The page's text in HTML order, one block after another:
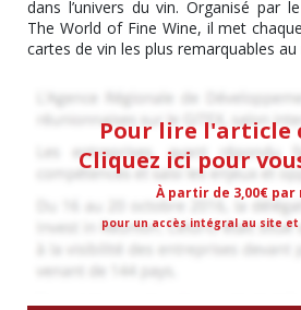
dans l’univers du vin. Organisé par
The World of Fine Wine, il met
cartes de vin les plus remarquables
Pour lire l'article
Cliquez ici pour
À partir de 3,00€ par
pour un accès intégral au site et